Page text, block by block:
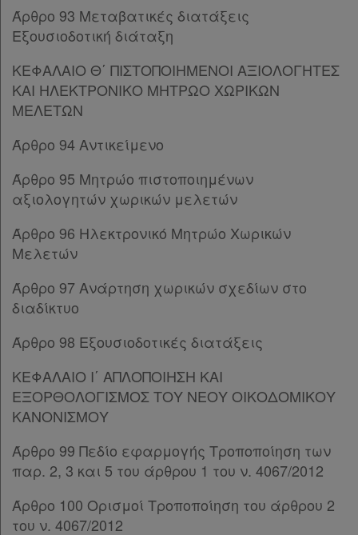
Παρ.6α
Παρ.7
Παρ.8
Άρθρο 157 [-]
Παρ.1
Παρ.2
Άρθρο 158 [-]
Παρ.1
Παρ.2
Παρ.3
Παρ.4
Παρ.6α
Άρθρο 159
Παρ.2
Άρθρο 160 [-]
Παρ.1
Παρ.2
Παρ.1
Παρ.2
Άρθρο 163 [-]
Άρθρο 93 Μεταβατικές διατάξεις
Εξουσιοδοτική διάταξη
ΚΕΦΑΛΑΙΟ Θ΄ ΠΙΣΤΟΠΟΙΗΜΕΝΟΙ ΑΞΙΟΛΟΓΗΤΕΣ
ΚΑΙ ΗΛΕΚΤΡΟΝΙΚΟ ΜΗΤΡΩΟ ΧΩΡΙΚΩΝ
ΜΕΛΕΤΩΝ
Άρθρο 94 Αντικείμενο
Άρθρο 95 Μητρώο πιστοποιημένων
αξιολογητών χωρικών μελετών
Άρθρο 96 Ηλεκτρονικό Μητρώο Χωρικών
Μελετών
Άρθρο 97 Ανάρτηση χωρικών σχεδίων στο
διαδίκτυο
Άρθρο 98 Εξουσιοδοτικές διατάξεις
ΚΕΦΑΛΑΙΟ Ι΄ ΑΠΛΟΠΟΙΗΣΗ ΚΑΙ
ΕΞΟΡΘΟΛΟΓΙΣΜΟΣ ΤΟΥ ΝΕΟΥ ΟΙΚΟΔΟΜΙΚΟΥ
ΚΑΝΟΝΙΣΜΟΥ
Άρθρο 99 Πεδίο εφαρμογής Τροποποίηση των
παρ. 2, 3 και 5 του άρθρου 1 του ν. 4067/2012
Άρθρο 100 Ορισμοί Τροποποίηση του άρθρου 2
του ν. 4067/2012